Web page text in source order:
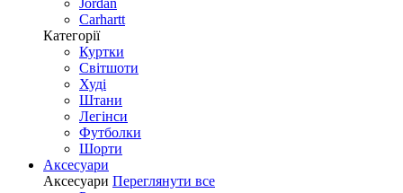
Jordan
Carhartt
Категорії
Куртки
Світшоти
Худі
Штани
Легінси
Футболки
Шорти
Аксесуари
Аксесуари Переглянути все